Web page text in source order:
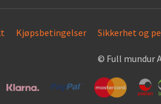
Kjøpsbetingelser Sikkerhet og
© Full mundur